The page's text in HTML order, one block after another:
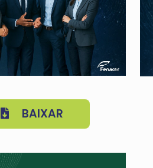
BAIXAR